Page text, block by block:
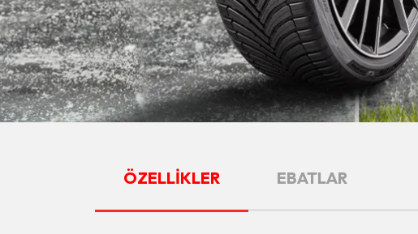
ÖZELLİKLER EBATLAR